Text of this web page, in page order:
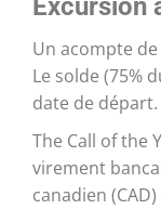
Excursion
Un acompte
Le solde (75%
date de départ.
The Call of the
virement
canadien